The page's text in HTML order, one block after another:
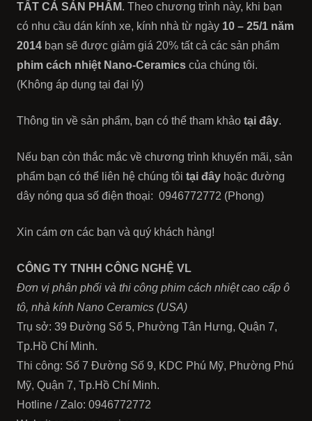
TẤT CẢ SẢN PHẨM. Theo chương trình này, khi bạn
có nhu cầu dán kính xe, kính nhà từ ngày 10 – 25/1 năm
2014 bạn sẽ được giảm giá 20% tất cả các sản phẩm
phim cách nhiệt Nano-Ceramics của chúng tôi.
(Không áp dụng tại đại lý)
Thông tin về sản phẩm, bạn có thể tham khảo tại đây.
Nếu bạn còn thắc mắc về chương trình khuyến mãi, sản
phẩm bạn có thể liên hệ chúng tôi tại đây hoặc đường
dây nóng qua số điện thoại: 0946772772 (Phong)
Xin cám ơn các bạn và quý khách hàng!
CÔNG TY TNHH CÔNG NGHỆ VL
Đơn vị phân phối và thi công phim cách nhiệt cao cấp ô
tô, nhà kính Nano Ceramics (USA)
Trụ sở: 39 Đường Số 5, Phường Tân Hưng, Quận 7,
Tp.Hồ Chí Minh.
Thi công: Số 7 Đường Số 9, KDC Phú Mỹ, Phường Phú
Mỹ, Quận 7, Tp.Hồ Chí Minh.
Hotline / Zalo: 0946772772